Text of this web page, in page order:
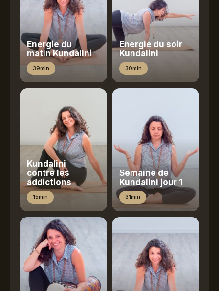
Energie du
matin Kundalini
39min
Energie du soir
Kundalini
30min
Kundalini
contre les
addictions
15min
Semaine de
Kundalini jour 1
31min